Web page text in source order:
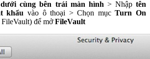
cùng bên trái màn hình > Nhập tên
khẩu vào ô thoại > Chọn mụcTurn On
để mởFileVault